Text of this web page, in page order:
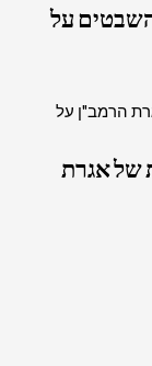
תמונה מעוצבת של 12 השבטים על
של אגרת